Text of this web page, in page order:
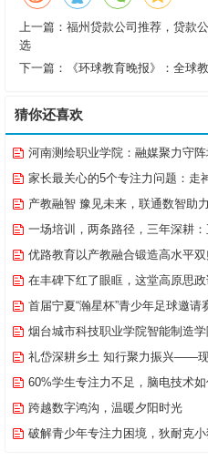
上一篇： 福州贷款公司推荐，贷款
选
下一篇：
《环球教育晚报》：全球
猜你还喜欢
河南测绘职业学院：融媒聚力守
家长最关心的5个专注力问题：走
产教融智 豫见未来，联通数智助力河南省教育厅高校
一场培训，两条路径，三年深耕：正初为如
优路教育以产教融合锻造高水平双
在丰碑下红了眼眶，这堂高原思政
首届宁夏“瀚星杯”青少年足球邀请
烟台城市科技职业学院智能制造
礼岱深耕乡土 知行聚力振兴——现
60%学生专注力不足，脑电技术
跨越数字鸿沟，温暖夕阳时光
破解青少年专注力困境，狄耐克小狄优